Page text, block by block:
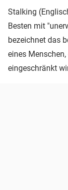
Stalking
Besten mit
bezeichnet das
eines
eingeschränkt